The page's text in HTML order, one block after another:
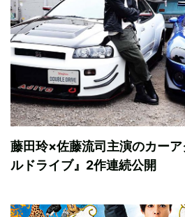
藤田玲×佐藤流司主演のカー
ルドライブ』2作連続公開